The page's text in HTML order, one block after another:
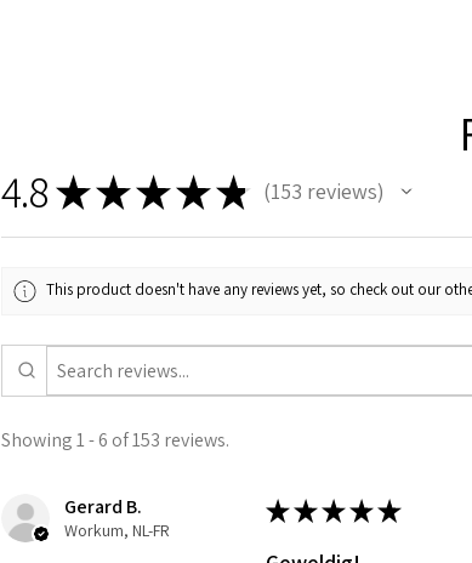
4.8★★★★★ 153 reviews
153
This product doesn't have any reviews yet, so check out our
Showing 1 - 6 of 153 reviews.
Gerard B.
Workum, NL-FR
★★★★★